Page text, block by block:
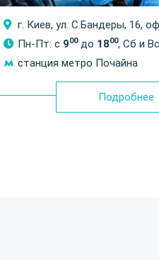
г. Киев, ул. С.Бандеры, 16,
Пн-Пт: с 900до 1800, Сб и
станция метро Почайна
Подробнее